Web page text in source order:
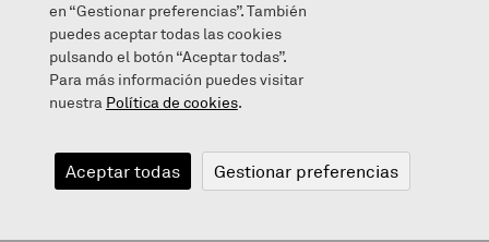
Hezkuntza
sistemaren
antolaketa
en “Gestionar preferencias”. También
puedes aceptar todas las cookies
pulsando el botón “Aceptar todas”.
Para más información puedes visitar
nuestra Política de cookies.
Aceptar todas Gestionar preferencias